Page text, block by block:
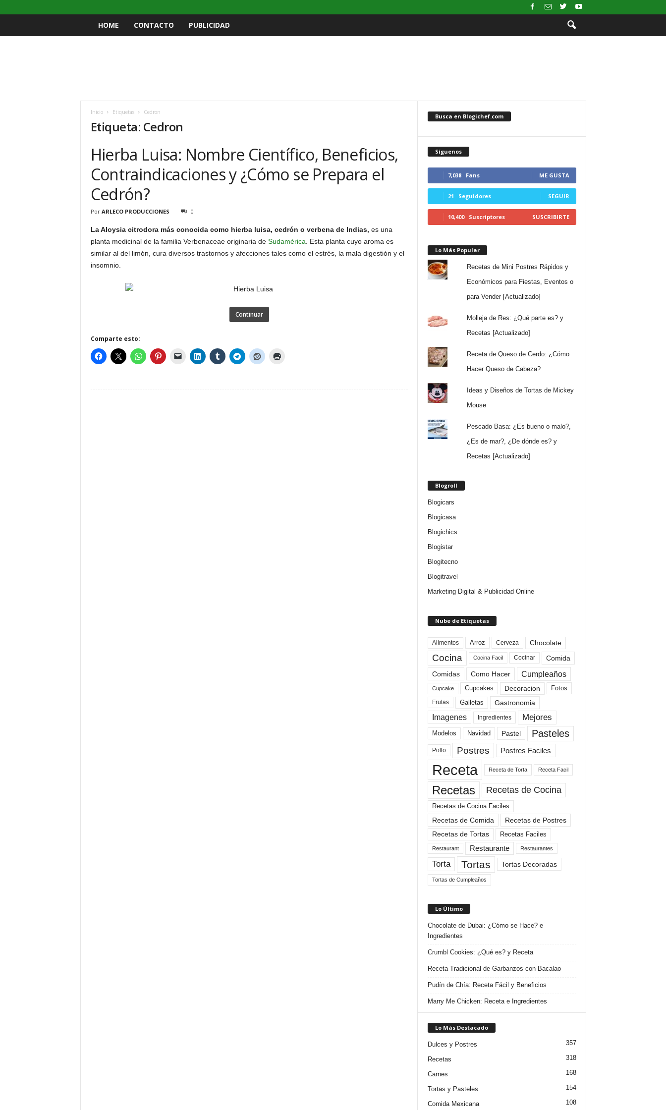
HOME CONTACTO PUBLICIDAD
Inicio Etiquetas Cedron
Etiqueta: Cedron
Hierba Luisa: Nombre Científico, Beneficios,
Contraindicaciones y ¿Cómo se Prepara el
Cedrón?
Por ARLECO PRODUCCIONES 0
La Aloysia citrodora más conocida como hierba luisa, cedrón o verbena de Indias, es una
planta medicinal de la familia Verbenaceae originaria de Sudamérica . Esta planta cuyo aroma es
similar al del limón, cura diversos trastornos y afecciones tales como el estrés, la mala digestión y el
insomnio.
Continuar
Comparte esto:
Busca en Blogichef.com
Síguenos
7,038 Fans ME GUSTA
21 Seguidores SEGUIR
10,400 Suscriptores SUSCRIBIRTE
Lo Más Popular
Recetas de Mini Postres Rápidos y
Económicos para Fiestas, Eventos o
para Vender [Actualizado]
Molleja de Res: ¿Qué parte es? y
Recetas [Actualizado]
Receta de Queso de Cerdo: ¿Cómo
Hacer Queso de Cabeza?
Ideas y Diseños de Tortas de Mickey
Mouse
Pescado Basa: ¿Es bueno o malo?,
¿Es de mar?, ¿De dónde es? y
Recetas [Actualizado]
Blogroll
Blogicars
Blogicasa
Blogichics
Blogistar
Blogitecno
Blogitravel
Marketing Digital & Publicidad Online
Nube de Etiquetas
Alimentos Arroz Cerveza Chocolate
Cocina Cocina Facil Cocinar
Comida
Comidas
Como Hacer Cumpleaños
Cupcake Cupcakes Decoracion Fotos
Frutas Galletas Gastronomia
Imagenes Ingredientes Mejores
Modelos Navidad Pastel Pasteles
Pollo Postres Postres Faciles
Receta Receta de Torta Receta Facil
Recetas Recetas de Cocina
Recetas de Cocina Faciles
Recetas de Comida
Recetas de Postres
Recetas de Tortas
Recetas Faciles
Restaurant Restaurante Restaurantes
Torta Tortas Tortas Decoradas
Tortas de Cumpleaños
Lo Último
Chocolate de Dubai: ¿Cómo se Hace? e
Ingredientes
Crumbl Cookies: ¿Qué es? y Receta
Receta Tradicional de Garbanzos con Bacalao
Pudín de Chía: Receta Fácil y Beneficios
Marry Me Chicken: Receta e Ingredientes
Lo Más Destacado
Dulces y Postres 357
Recetas 318
Carnes 168
Tortas y Pasteles 154
Comida Mexicana 108